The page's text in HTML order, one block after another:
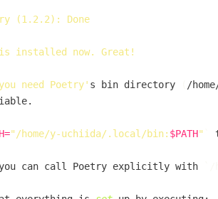
(1.2.2): Done
installed now. Great!
need Poetry' s bin directory /
="/home/y-uchiida/.local/bin: $PATH"
can call Poetry explicitly with